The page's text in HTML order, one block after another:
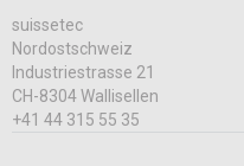
suissetec
Nordostschweiz
Industriestrasse 21
CH-8304 Wallisellen
+41 44 315 55 35